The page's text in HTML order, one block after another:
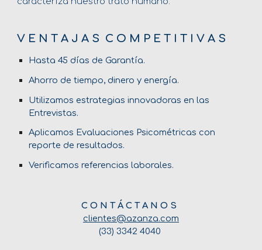
V E N T A J A S C O M P E T I T I V A S
Hasta 45 días de Garantía.
Ahorro de tiempo, dinero y energía.
Utilizamos estrategias innovadoras en las
Entrevistas.
Aplicamos Evaluaciones Psicométricas con
reporte de resultados.
Verificamos referencias laborales.
C O N T Á C T A N O S
clientes@azanza.com
(33) 3342 4040